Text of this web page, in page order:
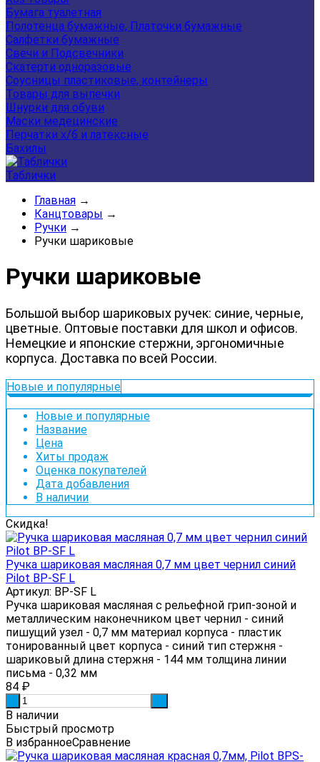
Бумага туалетная
Полотенца бумажные, Платочки бумажные
Салфетки бумажные
Свечи и Подсвечники
Скатерти одноразовые
Соусницы пластиковые, контейнеры
Товары для выпечки
Шнурки для обуви
Маски медецинские
Перчатки х/б и латексные
Бахилы
Таблички
Главная →
Канцтовары →
Ручки →
Ручки шариковые
Ручки шариковые
Большой выбор шариковых ручек: синие, черные,
цветные. Оптовые поставки для школ и офисов.
Немецкие и японские стержни, эргономичные
корпуса. Доставка по всей России.
Новые и популярные
Новые и популярные
Название
Цена
Хиты продаж
Оценка покупателей
Дата добавления
В наличии
Скидка!
Ручка шариковая масляная 0,7 мм цвет чернил синий
Pilot BP-SF L
Артикул: BP-SF L
Ручка шариковая масляная с рельефной грип-зоной и
металлическим наконечником цвет чернил - синий
пишущий узел - 0,7 мм материал корпуса - пластик
тонированный цвет корпуса - синий тип стержня -
шариковый длина стержня - 144 мм толщина линии
письма - 0,32 мм
84 ₽
В наличии
Быстрый просмотр
В избранноеСравнение